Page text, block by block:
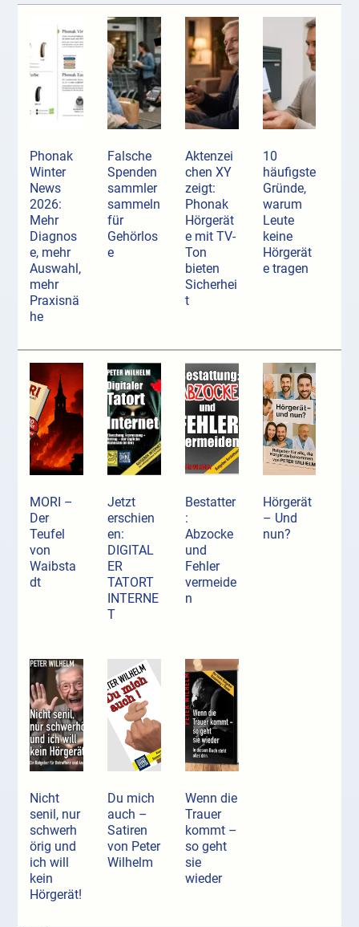
Phonak
Winter
News
2026:
Mehr
Diagnos
e, mehr
Auswahl,
mehr
Praxisnä
he
Falsche
Spenden
sammler
sammeln
für
Gehörlos
e
Aktenzei
chen XY
zeigt:
Phonak
Hörgerät
e mit TV-
Ton
bieten
Sicherhei
t
10
häufigste
Gründe,
warum
Leute
keine
Hörgerät
e tragen
MORI –
Der
Teufel
von
Waibsta
dt
Jetzt
erschien
en:
DIGITAL
ER
TATORT
INTERNE
T
Bestatter
:
Abzocke
und
Fehler
vermeide
n
Hörgerät
– Und
nun?
Nicht
senil, nur
schwerh
örig und
ich will
kein
Hörgerät!
Du mich
auch –
Satiren
von Peter
Wilhelm
Wenn die
Trauer
kommt –
so geht
sie
wieder